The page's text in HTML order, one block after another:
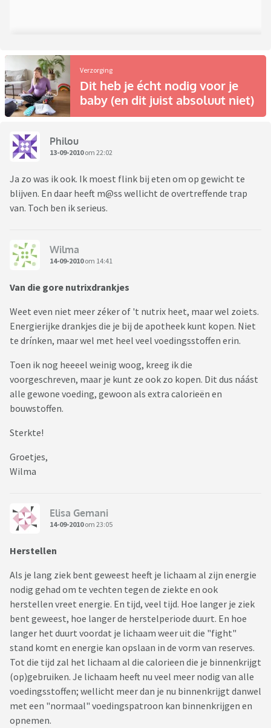
Verzorging
Dit heb je écht nodig voor je
baby (en dit juist absoluut niet)
Philou
13-09-2010om 22:02
Ja zo was ik ook. Ik moest flink bij eten om op gewicht te
blijven. En daar heeft m@ss wellicht de overtreffende trap
van. Toch ben ik serieus.
Wilma
14-09-2010om 14:41
Van die gore nutrixdrankjes
Weet even niet meer zéker of 't nutrix heet, maar wel zoiets.
Energierijke drankjes die je bij de apotheek kunt kopen. Niet
te drínken, maar wel met heel veel voedingsstoffen erin.
Toen ik nog heeeel weinig woog, kreeg ik die
voorgeschreven, maar je kunt ze ook zo kopen. Dit dus náást
alle gewone voeding, gewoon als extra calorieën en
bouwstoffen.
Sterkte!
Groetjes,
Wilma
Elisa Gemani
14-09-2010om 23:05
Herstellen
Als je lang ziek bent geweest heeft je lichaam al zijn energie
nodig gehad om te vechten tegen de ziekte en ook
herstellen vreet energie. En tijd, veel tijd. Hoe langer je ziek
bent geweest, hoe langer de herstelperiode duurt. En hoe
langer het duurt voordat je lichaam weer uit die "fight"
stand komt en energie kan opslaan in de vorm van reserves.
Tot die tijd zal het lichaam al die calorieen die je binnenkrijgt
(op)gebruiken. Je lichaam heeft nu veel meer nodig van alle
voedingsstoffen; wellicht meer dan je nu binnenkrijgt danwel
met een "normaal" voedingspatroon kan binnenkrijgen en
opnemen.